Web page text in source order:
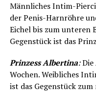
Männliches Intim-
der Penis-Harnröhre
Eichel bis zum unteren
Gegenstück ist das
Prinzess Albertina:Die
Wochen. Weibliches
ist das Gegenstück